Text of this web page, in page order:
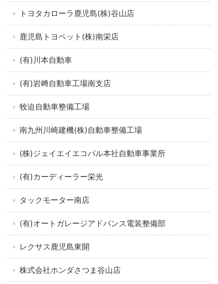
トヨタカローラ鹿児島(株)谷山店
鹿児島トヨペット(株)南栄店
(有)川本自動車
(有)岩﨑自動車工場南支店
牧迫自動車整備工場
南九州川崎建機(株)自動車整備工場
(株)ジェイエイエコパル本社自動車事業所
(有)カーディーラー栄光
タックモーター南店
(有)オートガレージアドバンス電装整備部
レクサス鹿児島東開
株式会社ホンダさつま谷山店